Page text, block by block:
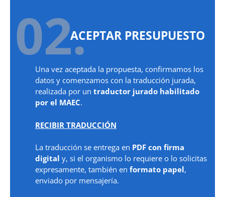
02.ACEPTAR PRESUPUESTO
Una vez aceptada la propuesta, confirmamos los
datos y comenzamos con la traducción jurada,
realizada por un traductor jurado habilitado
por el MAEC.
RECIBIR TRADUCCIÓN
La traducción se entrega en PDF con firma
digital y, si el organismo lo requiere o lo solicitas
expresamente, también en formato papel,
enviado por mensajería.